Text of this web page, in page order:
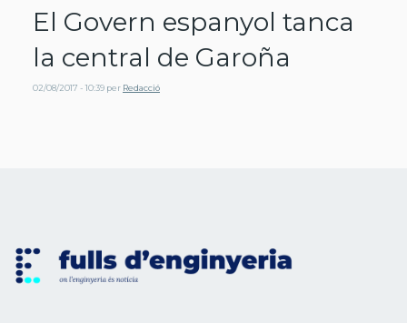
El Govern espanyol tanca
la central de Garoña
02/08/2017 - 10:39 per Redacció